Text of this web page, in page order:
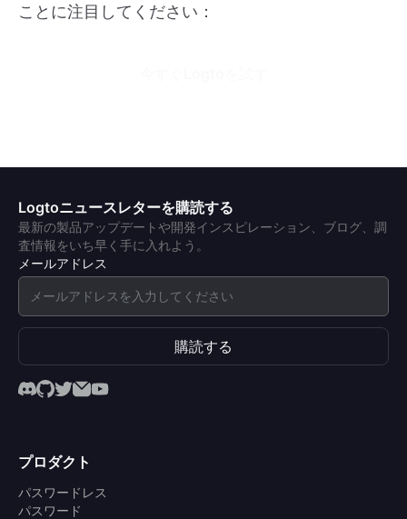
ことに注目してください：
Logtoニュースレターを購読する
最新の製品アップデートや開発インスピレーション、ブログ、調
査情報をいち早く手に入れよう。
メールアドレス
購読する
プロダクト
パスワードレス
パスワード